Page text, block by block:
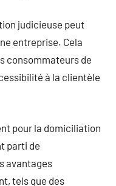
judicieuse peut
entreprise. Cela
consommateurs de
à la clientèle
pour la domiciliation
parti de
avantages
tels que des